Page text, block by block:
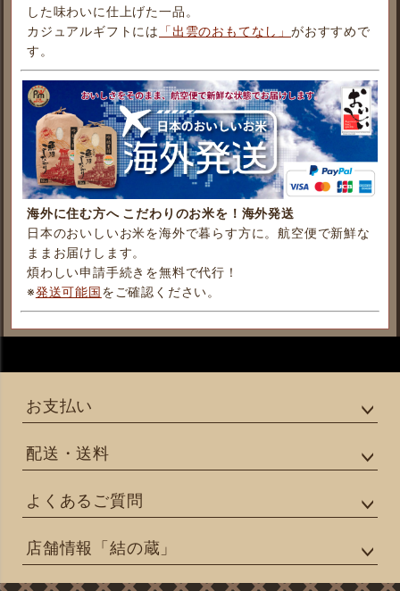
した味わいに仕上げた一品。
カジュアルギフトには 「出雲のおもてなし」がおすすめで
す。
海外に住む方へ こだわりのお米を！海外発送
日本のおいしいお米を海外で暮らす方に。航空便で新鮮な
ままお届けします。
煩わしい申請手続きを無料で代行！
※発送可能国をご確認ください。
お支払い
配送・送料
よくあるご質問
店舗情報「結の蔵」